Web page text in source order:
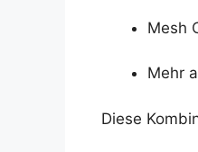
Mesh
Mehr
Diese